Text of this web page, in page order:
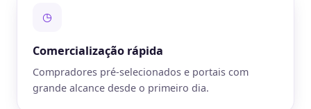
◷
Comercialização rápida
Compradores pré-selecionados e portais com
grande alcance desde o primeiro dia.